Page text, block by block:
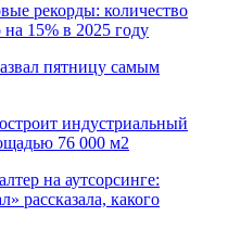
рекорды: количество
15% в 2025 году
пятницу самым
индустриальный
76 000 м2
на аутсорсинге:
рассказала, какого